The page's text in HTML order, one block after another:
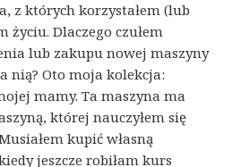
z których korzystałem (lub
życiu. Dlaczego czułem
lub zakupu nowej maszyny
nią? Oto moja kolekcja:
mamy. Ta maszyna ma
której nauczyłem się
kupić własną
jeszcze robiłamkurs